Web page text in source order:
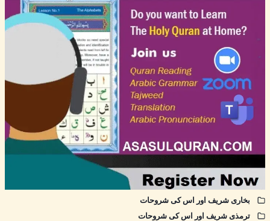
بخاری شریف اور اس کی شروحات
ترمذی شریف اور اس کی شروحات